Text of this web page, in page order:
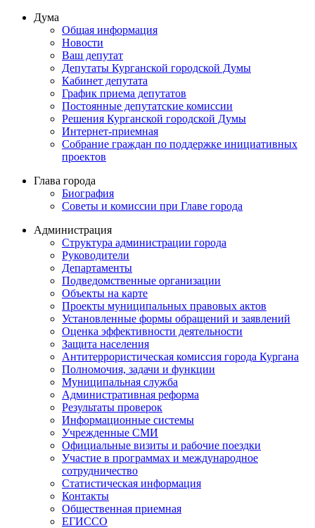
Дума
Общая информация
Новости
Ваш депутат
Депутаты Курганской городской Думы
Кабинет депутата
График приема депутатов
Постоянные депутатские комиссии
Решения Курганской городской Думы
Интернет-приемная
Собрание граждан по поддержке инициативных
проектов
Глава города
Биография
Советы и комиссии при Главе города
Администрация
Структура администрации города
Руководители
Департаменты
Подведомственные организации
Объекты на карте
Проекты муниципальных правовых актов
Установленные формы обращений и заявлений
Оценка эффективности деятельности
Защита населения
Антитеррористическая комиссия города Кургана
Полномочия, задачи и функции
Муниципальная служба
Административная реформа
Результаты проверок
Информационные системы
Учрежденные СМИ
Официальные визиты и рабочие поездки
Участие в программах и международное
сотрудничество
Статистическая информация
Контакты
Общественная приемная
ЕГИССО